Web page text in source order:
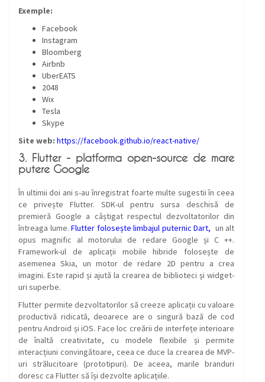
Exemple:
Facebook
Instagram
Bloomberg
Airbnb
UberEATS
2048
Wix
Tesla
Skype
Site web: https://facebook.github.io/react-native/
3. Flutter - platforma open-source de mare
putere Google
În ultimii doi ani s-au înregistrat foarte multe sugestii în ceea
ce privește Flutter. SDK-ul pentru sursa deschisă de
premieră Google a câștigat respectul dezvoltatorilor din
întreaga lume.Flutter folosește limbajul puternic Dart, un alt
opus magnific al motorului de redare Google și C ++.
Framework-ul de aplicații mobile hibride folosește de
asemenea Skia, un motor de redare 2D pentru a crea
imagini. Este rapid și ajută la crearea de biblioteci și widget-
uri superbe.
Flutter permite dezvoltatorilor să creeze aplicații cu valoare
productivă ridicată, deoarece are o singură bază de cod
pentru Android și iOS. Face loc creării de interfețe interioare
de înaltă creativitate, cu modele flexibile și permite
interacțiuni convingătoare, ceea ce duce la crearea de MVP-
uri strălucitoare (prototipuri). De aceea, marile branduri
doresc ca Flutter să își dezvolte aplicațiile.